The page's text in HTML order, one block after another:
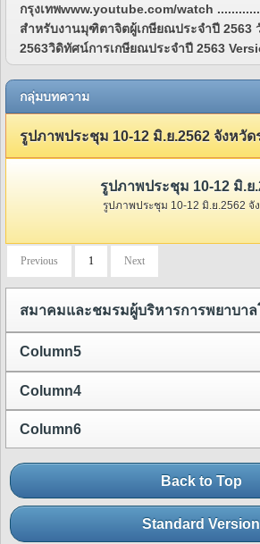
กรุงเทพwww.youtube.com/watch
สำหรับงานมุฑิตาจิตผู้เกษียณประจำปี 2563
2563วิดิทัศน์การเกษียณประจำปี 2563
กลุ่มบทความ
รูปภาพประชุม 10-12 มิ.ย.2562 จังหวัด
รูปภาพประชุม 10-12 มิ.ย.2562 จั
รูปภาพประชุม 10-12 มิ.ย.2562 จั
Previous 1 Next
Column5
Column4
Column6
Back to Top
Standard Version